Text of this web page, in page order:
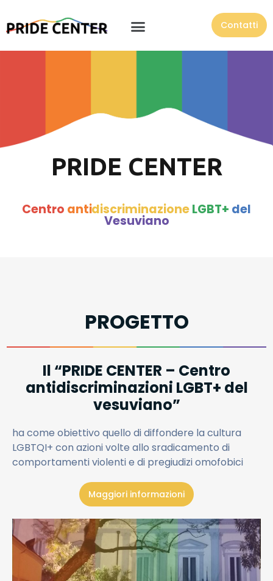
Contatti
PRIDE CENTER
Centro antidiscriminazioneLGBT+ del
Vesuviano
PROGETTO
Il “PRIDE CENTER – Centro
antidiscriminazioni LGBT+ del
vesuviano”
ha come obiettivo quello di diffondere la cultura
LGBTQI+ con azioni volte allo sradicamento di
comportamenti violenti e di pregiudizi omofobici
Maggiori informazioni